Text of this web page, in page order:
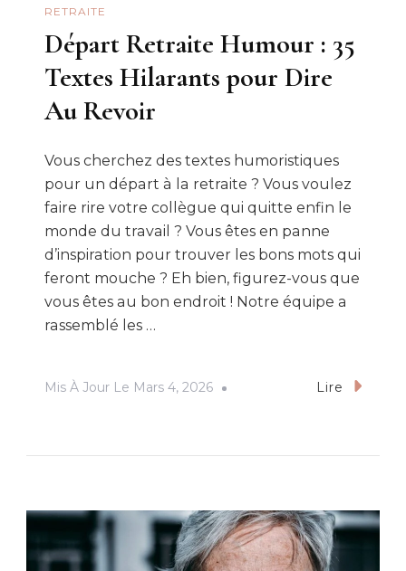
RETRAITE
Départ Retraite Humour : 35
Textes Hilarants pour Dire
Au Revoir
Vous cherchez des textes humoristiques
pour un départ à la retraite ? Vous voulez
faire rire votre collègue qui quitte enfin le
monde du travail ? Vous êtes en panne
d’inspiration pour trouver les bons mots qui
feront mouche ? Eh bien, figurez-vous que
vous êtes au bon endroit ! Notre équipe a
rassemblé les …
Mis À Jour Le Mars 4, 2026 Lire